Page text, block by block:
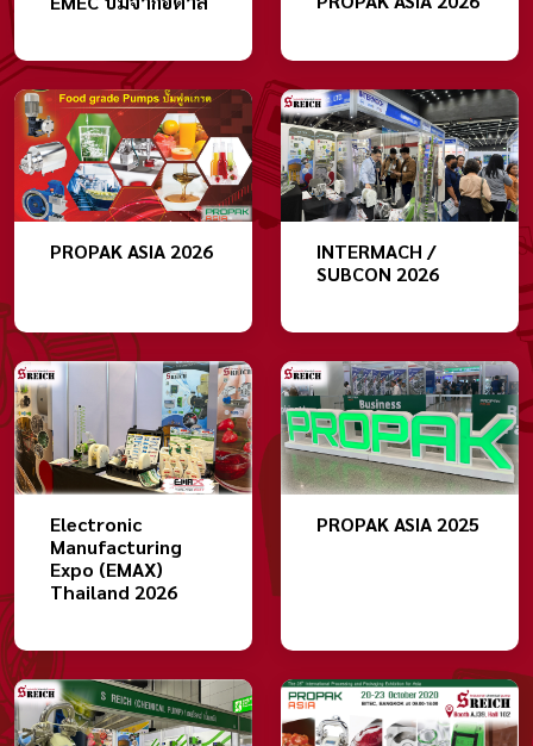
PROPAK ASIA 2026
INTERMACH /
SUBCON 2026
Electronic
Manufacturing
Expo (EMAX)
Thailand 2026
PROPAK ASIA 2025